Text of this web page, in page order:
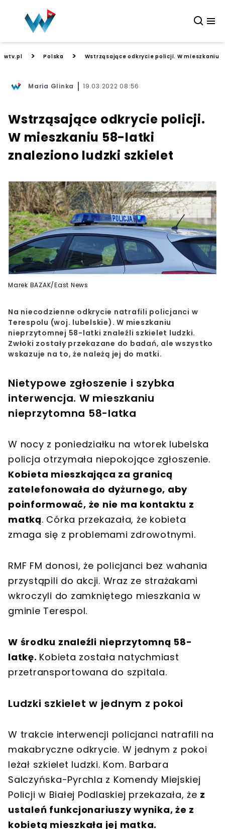
wtv.pl > Polska > Wstrząsające odkrycie policji. W
Maria Glinka 19.03.2022 08:56
Wstrząsające odkrycie policji.
W mieszkaniu 58-latki
znaleziono ludzki szkielet
Marek BAZAK/East News
Na niecodzienne odkrycie natrafili policjanci w
Terespolu (woj. lubelskie). W mieszkaniu
nieprzytomnej 58-latki znaleźli szkielet ludzki.
Zwłoki zostały przekazane do badań, ale wszystko
wskazuje na to, że należą jej do matki.
Nietypowe zgłoszenie i szybka
interwencja. W mieszkaniu
nieprzytomna 58-latka
W nocy z poniedziałku na wtorek lubelska
policja otrzymała niepokojące zgłoszenie.
Kobieta mieszkająca za granicą
zatelefonowała do dyżurnego, aby
poinformować, że nie ma kontaktu z
matką. Córka przekazała, że kobieta
zmaga się z problemami zdrowotnymi.
RMF FM donosi, że policjanci bez wahania
przystąpili do akcji. Wraz ze strażakami
wkroczyli do zamkniętego mieszkania w
gminie Terespol.
W środku znaleźli nieprzytomną 58-
latkę. Kobieta została natychmiast
przetransportowana do szpitala.
Ludzki szkielet w jednym z pokoi
W trakcie interwencji policjanci natrafili na
makabryczne odkrycie. W jednym z pokoi
leżał szkielet ludzki. Kom. Barbara
Salczyńska-Pyrchla z Komendy Miejskiej
Policji w Białej Podlaskiej przekazała, że z
ustaleń funkcjonariuszy wynika, że z
kobietą mieszkała jej matka.